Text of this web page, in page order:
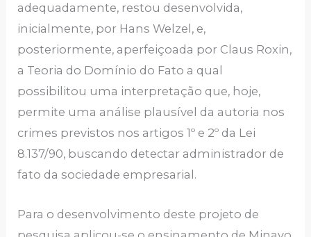
adequadamente, restou desenvolvida,
inicialmente, por Hans Welzel, e,
posteriormente, aperfeiçoada por Claus Roxin,
a Teoria do Domínio do Fato a qual
possibilitou uma interpretação que, hoje,
permite uma análise plausível da autoria nos
crimes previstos nos artigos 1º e 2º da Lei
8.137/90, buscando detectar administrador de
fato da sociedade empresarial.
Para o desenvolvimento deste projeto de